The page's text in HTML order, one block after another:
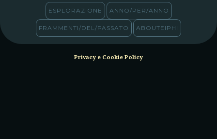
ESPLORAZIONE
ANNO/PER/ANNO
FRAMMENTI/DEL/PASSATO ABOUTEIPHI
Privacy e Cookie Policy